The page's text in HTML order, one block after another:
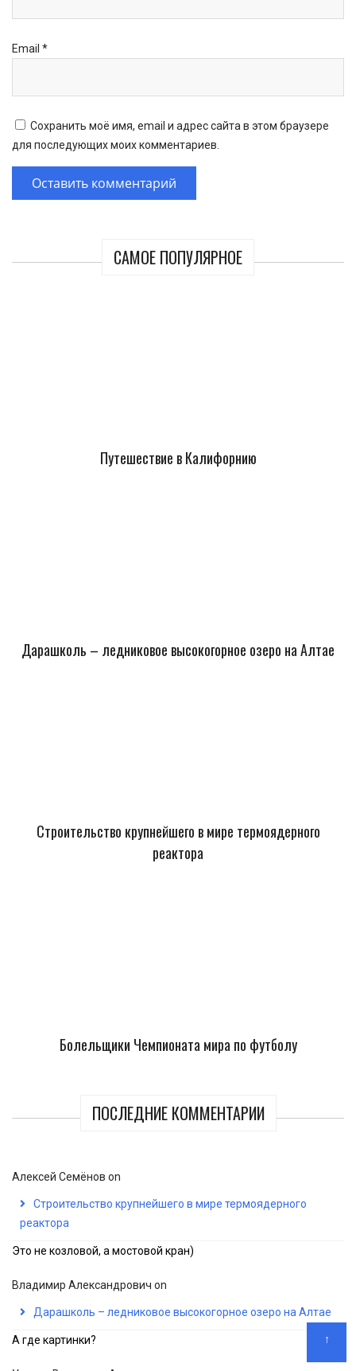
САМОЕ ПОПУЛЯРНОЕ
Путешествие в Калифорнию
Дарашколь – ледниковое высокогорное озеро на Алтае
Строительство крупнейшего в мире термоядерного
реактора
Болельщики Чемпионата мира по футболу
ПОСЛЕДНИЕ КОММЕНТАРИИ
Алексей Семёнов on
Строительство крупнейшего в мире термоядерного
реактора
Это не козловой, а мостовой кран)
Владимир Александрович on
Дарашколь – ледниковое высокогорное озеро на Алтае
А где картинки?
Email *
Сохранить моё имя, email и адрес сайта в этом браузере
для последующих моих комментариев.
↑